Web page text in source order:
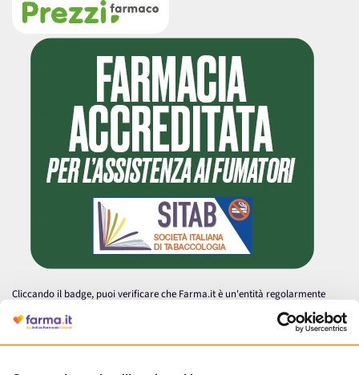
Cliccando il badge, puoi verificare che Farma.it è un'entità regolarmente
autorizzata dal Ministero della Salute a effettuare la vendita online di
medicinali.